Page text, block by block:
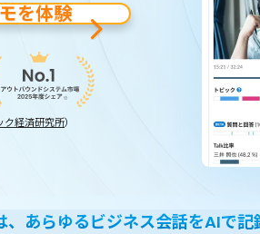
を体験
ク経済研究所）
あらゆるビジネス会話をAIで記